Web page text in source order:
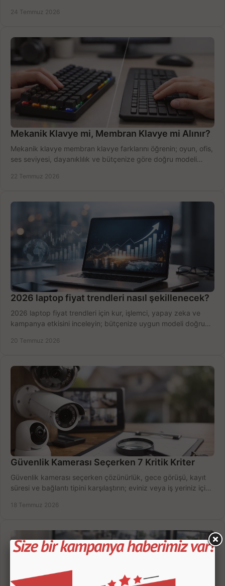
24 Temmuz 2026
Mekanik Klavye mi, Membran Klavye mi Alınır?
Mekanik klavye membran klavye farklarını öğrenin; oyun, ofis,
ses seviyesi, dayanıklılık ve bütçenize göre doğru modeli
22 Temmuz 2026
2026 laptop fiyat trendleri nasıl şekillenecek?
2026 laptop fiyat trendleri için kur, işlemci, yapay zeka ve
kampanya etkisini inceleyin; bütçenize uygun modeli doğru
20 Temmuz 2026
Güvenlik Kamerası Seçerken 7 Kritik Kriter
Güvenlik kamerası seçerken çözünürlük, gece görüşü, kayıt
süresi ve bağlantı tipini karşılaştırın; eviniz veya iş yeriniz için
18 Temmuz 2026